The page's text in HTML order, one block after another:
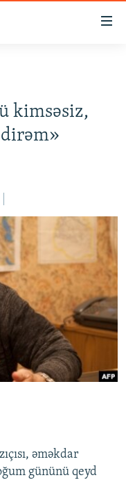
kimsəsiz,
əməkdar
gününü qeyd